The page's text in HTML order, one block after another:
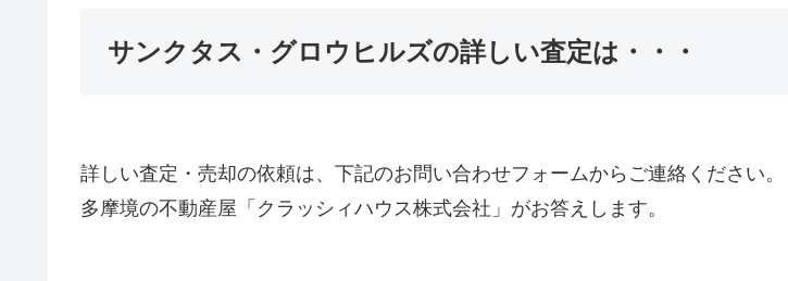
サンクタス・グロウヒルズの詳しい査定は・・・
詳しい査定・売却の依頼は、下記のお問い合わせフォームからご連絡ください。
多摩境の不動産屋「クラッシィハウス株式会社」がお答えします。